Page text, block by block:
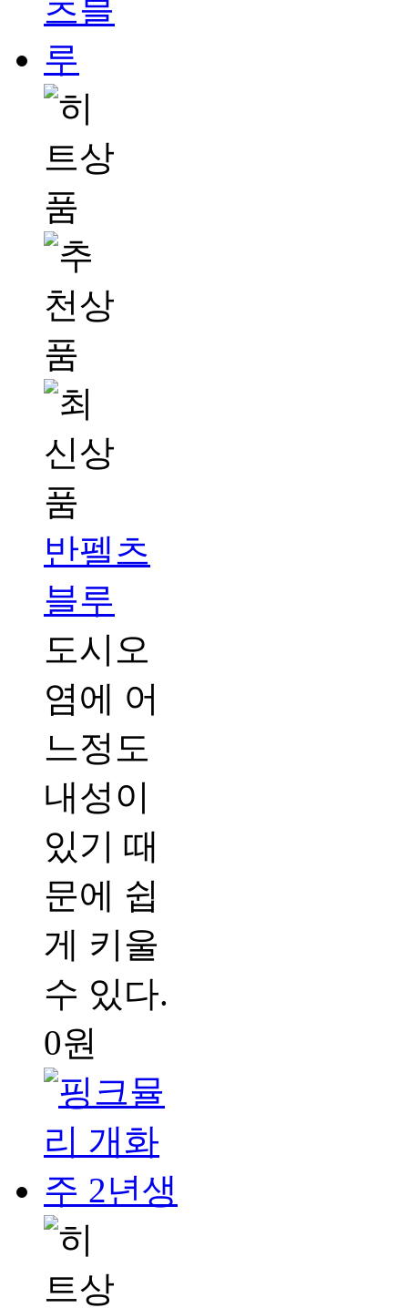
반펠츠
블루
도시오
염에 어
느정도
내성이
있기 때
문에 쉽
게 키울
수 있다.
0원